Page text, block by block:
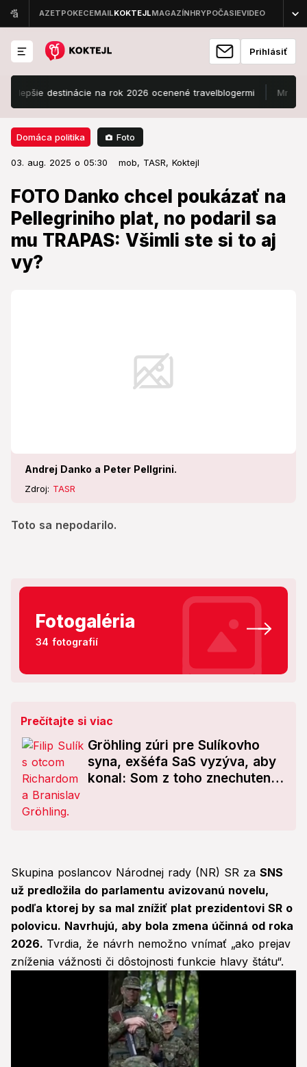
Prihlásiť
destinácie na rok 2026 ocenené travelblogermi Mrazivý
Domáca politika Foto
03. aug. 2025 o 05:30 mob, TASR, Koktejl
FOTO Danko chcel poukázať na
Pellegriniho plat, no podaril sa
mu TRAPAS: Všimli ste si to aj
vy?
Andrej Danko a Peter Pellgrini.
Zdroj: TASR
Toto sa nepodarilo.
Domáca politika 03. aug. 2025 o 05:30
FOTO Danko chcel poukázať na
Pellegriniho plat, no podaril sa mu
TRAPAS: Všimli ste si to aj vy?
Toto sa nepodarilo.
Fotogaléria
34 fotografií
Prečítajte si viac
Gröhling zúri pre Sulíkovho
syna, exšéfa SaS vyzýva, aby
konal: Som z toho znechutený!
Skupina poslancov Národnej rady (NR) SR za SNS
už predložila do parlamentu avizovanú novelu,
podľa ktorej by sa mal znížiť plat prezidentovi SR o
polovicu. Navrhujú, aby bola zmena účinná od roka
2026. Tvrdia, že návrh nemožno vnímať „ako prejav
zníženia vážnosti či dôstojnosti funkcie hlavy štátu“.